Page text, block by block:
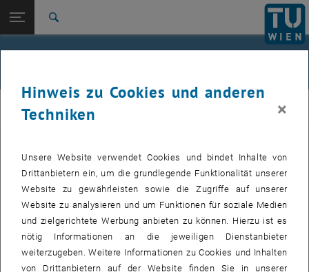
TU Login
Studium
International
Zur 1. Menü Ebene
E105-06-Forschungsbereich Computational Statistics
Zurück: Subseiten von Publikationen auflisten
Zurück zur letzten Ebene:
Publikationen
CSTAT
Publikationen
2024
2023
Hinweis zu Cookies und anderen
Techniken
×
Unsere Website verwendet Cookies und bindet Inhalte von
Drittanbietern ein, um die grundlegende Funktionalität unserer
Website zu gewährleisten sowie die Zugriffe auf unserer
Website zu analysieren und um Funktionen für soziale Medien
und zielgerichtete Werbung anbieten zu können. Hierzu ist es
nötig Informationen an die jeweiligen Dienstanbieter
weiterzugeben. Weitere Informationen zu Cookies und Inhalten
von Drittanbietern auf der Website finden Sie in unserer